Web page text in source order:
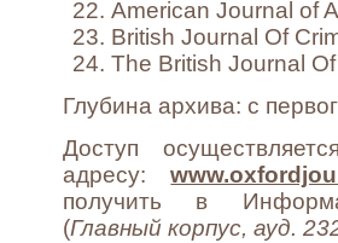
American Journal of
British Journal Of
The British Journal
Глубина архива: с
Доступ
адресу:
получить в
(Главный корпус, ауд.